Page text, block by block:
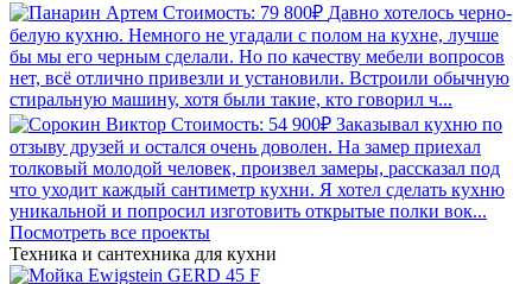
Стоимость: 79 800₽ Давно хотелось черно-
белую кухню. Немного не угадали с полом на кухне, лучше
бы мы его черным сделали. Но по качеству мебели вопросов
нет, всё отлично привезли и установили. Встроили обычную
стиральную машину, хотя были такие, кто говорил ч...
Стоимость: 54 900₽ Заказывал кухню по
отзыву друзей и остался очень доволен. На замер приехал
толковый молодой человек, произвел замеры, рассказал под
что уходит каждый сантиметр кухни. Я хотел сделать кухню
уникальной и попросил изготовить открытые полки вок...
Посмотреть все проекты
Техника и сантехника для кухни